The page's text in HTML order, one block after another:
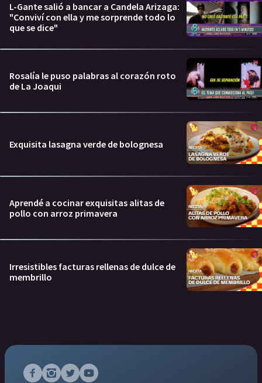
L-Gante salió a bancar a Candela Arizaga:
"Conviví con ella y me sorprende todo lo
que se dice"
Rosalía le puso palabras al corazón roto
de La Joaqui
Exquisita lasagna verde de bolognesa
Aprendé a cocinar exquisitas alitas de
pollo con arroz primavera
Irresistibles facturas rellenas de dulce de
membrillo